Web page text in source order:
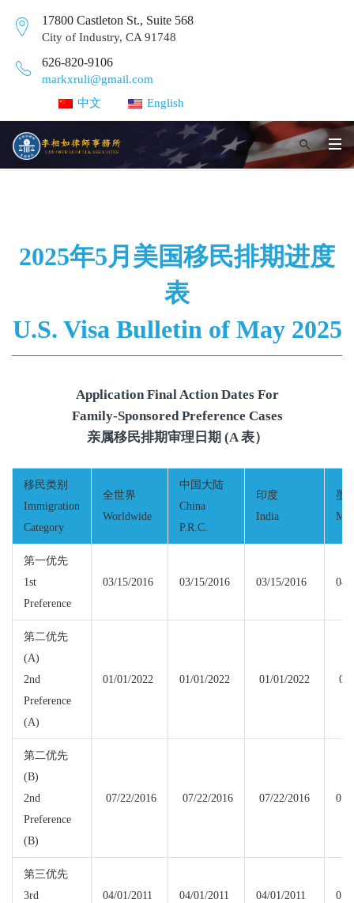
17800 Castleton St., Suite 568
City of Industry, CA 91748
626-820-9106
markxruli@gmail.com
中文
English
2025年5月美国移民排期进度
表
U.S. Visa Bulletin of May 2025
Application Final Action Dates For
Family-Sponsored Preference Cases
亲属移民排期审理日期 (A 表）
移民类别
Immigration
Category
全世界
Worldwide
中国大陆
China
P.R.C.
印度
India
墨
第一优先
1st
Preference
03/15/2016 03/15/2016 03/15/2016 04/
第二优先
(A)
2nd
Preference
(A)
01/01/2022 01/01/2022 01/01/2022
第二优先
(B)
2nd
Preference
(B)
07/22/2016 07/22/2016 07/22/2016 01/
第三优先
3rd
04/01/2011 04/01/2011 04/01/2011 01/